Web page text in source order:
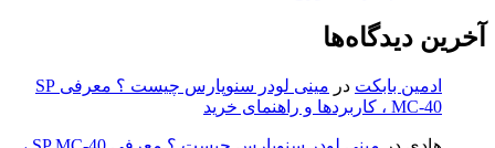
آخرین دیدگاه‌ها
ادمین بابکت در
مینی لودر سنوپارس چیست ؟ معرفی SP
MC-40 ، کاربردها و راهنمای خرید